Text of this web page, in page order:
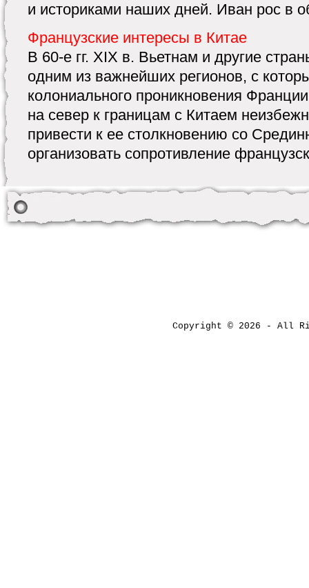
и историками наших дней. Иван рос в
Французские интересы в Китае
В 60-е гг. XIX в. Вьетнам и другие
одним из важнейших регионов, с
колониального проникновения
на север к границам с Китаем
привести к ее столкновению со
организовать сопротивление
Copyright © 2026 - All